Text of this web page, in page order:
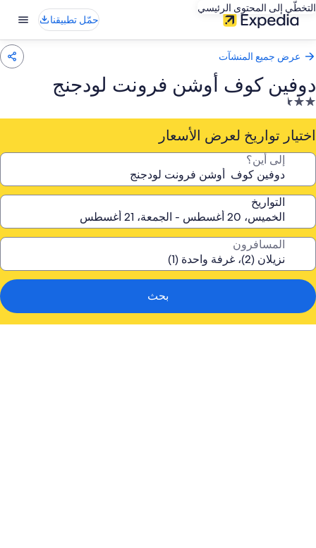
التخطّي إلى المحتوى الرئيسي
حمّل تطبيقنا
عرض جميع المنشآت
دوفين كوف أوشن فرونت لودجنج
منشأة
فندقية
مصنفة
2.5
اختيار تواريخ لعرض الأسعار
إلى أين؟
التواريخ
المسافرون
بحث